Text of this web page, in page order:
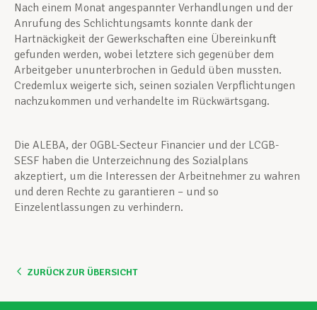
Nach einem Monat angespannter Verhandlungen und der
Anrufung des Schlichtungsamts konnte dank der
Hartnäckigkeit der Gewerkschaften eine Übereinkunft
gefunden werden, wobei letztere sich gegenüber dem
Arbeitgeber ununterbrochen in Geduld üben mussten.
Credemlux weigerte sich, seinen sozialen Verpflichtungen
nachzukommen und verhandelte im Rückwärtsgang.
Die ALEBA, der OGBL-Secteur Financier und der LCGB-
SESF haben die Unterzeichnung des Sozialplans
akzeptiert, um die Interessen der Arbeitnehmer zu wahren
und deren Rechte zu garantieren – und so
Einzelentlassungen zu verhindern.
ZURÜCK ZUR ÜBERSICHT